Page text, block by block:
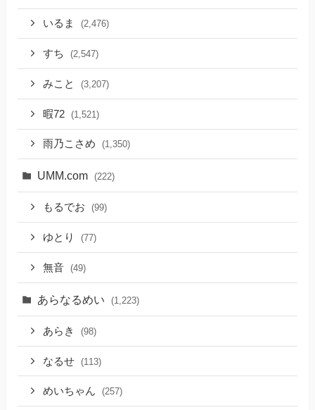
いるま (2,476)
すち (2,547)
みこと (3,207)
暇72 (1,521)
雨乃こさめ (1,350)
UMM.com (222)
もるでお (99)
ゆとり (77)
無音 (49)
あらなるめい (1,223)
あらき (98)
なるせ (113)
めいちゃん (257)